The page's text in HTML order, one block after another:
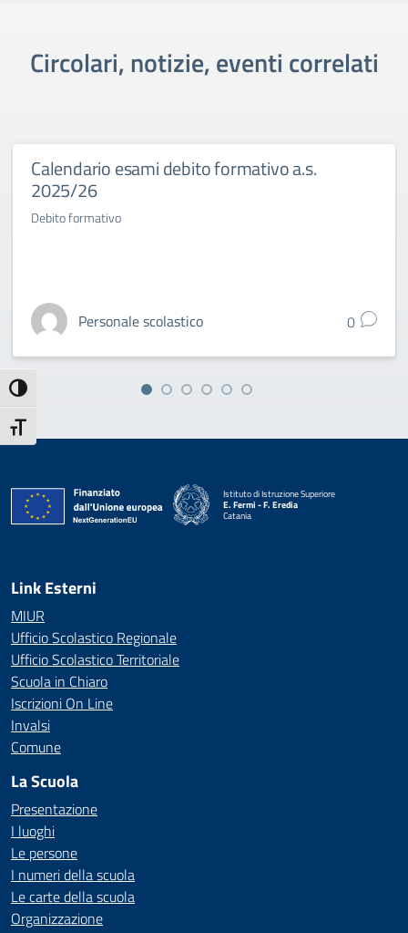
Attiva/disattiva alto contrasto
Attiva/disattiva dimensione testo
Circolari, notizie, eventi correlati
Calendario esami debito formativo a.s.
2025/26
Debito formativo
Personale scolastico 0
Istituto di Istruzione Superiore
E. Fermi - F. Eredia
Catania
Link Esterni
MIUR
Ufficio Scolastico Regionale
Ufficio Scolastico Territoriale
Scuola in Chiaro
Iscrizioni On Line
Invalsi
Comune
La Scuola
Presentazione
I luoghi
Le persone
I numeri della scuola
Le carte della scuola
Organizzazione